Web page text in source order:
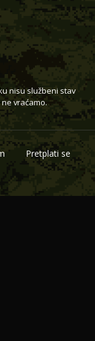
nisu službeni stav
vraćamo.
Pretplati se